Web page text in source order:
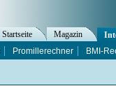
Startseite Magazin
Promillerechner BMI-